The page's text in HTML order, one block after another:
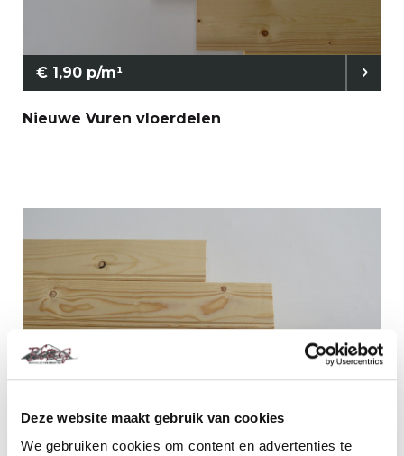
Deze website maakt gebruik van cookies
We gebruiken cookies om content en advertenties te
€ 1,90 p/m¹
Nieuwe Vuren vloerdelen